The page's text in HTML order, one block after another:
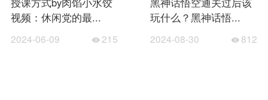
视频：休闲党的最...
2024-06-09 215
玩什么？黑神话悟...
2024-08-30 812